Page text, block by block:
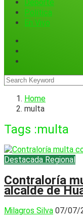
Deporte
Política
En Vivo
Home
multa
Tags :multa
Destacada Regional
Contraloría
alcalde de
Milagros Silva 07/07/